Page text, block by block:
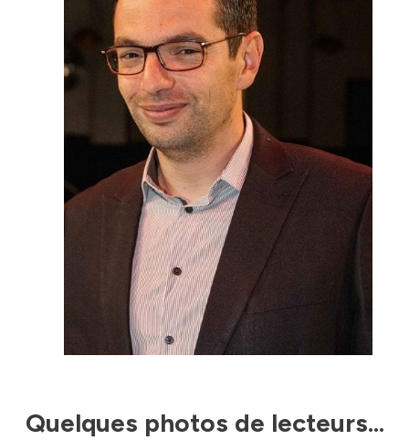
Quelques photos de lecteurs...